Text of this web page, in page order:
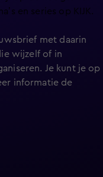
en series op KIJK.
met daarin
wijzelf of in
Je kunt je op
informatie de